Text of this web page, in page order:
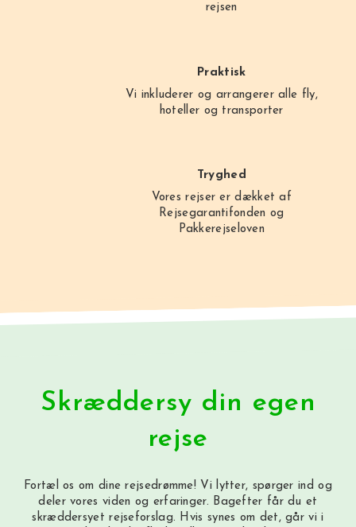
rejsen
Praktisk
Vi inkluderer og arrangerer alle fly,
hoteller og transporter
Tryghed
Vores rejser er dækket af
Rejsegarantifonden og
Pakkerejseloven
Skræddersy din egen
rejse
Fortæl os om dine rejsedrømme! Vi lytter, spørger ind og
deler vores viden og erfaringer. Bagefter får du et
skræddersyet rejseforslag. Hvis synes om det, går vi i